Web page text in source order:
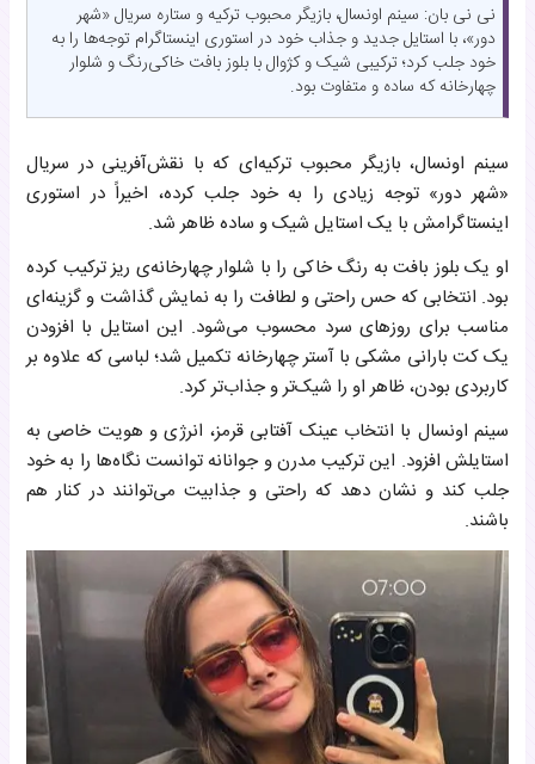
نی نی بان: سینم اونسال، بازیگر محبوب ترکیه و ستاره سریال «شهر
دور»، با استایل جدید و جذاب خود در استوری اینستاگرام توجه‌ها را به
خود جلب کرد؛ ترکیبی شیک و کژوال با بلوز بافت خاکی‌رنگ و شلوار
چهارخانه که ساده و متفاوت بود.
سینم اونسال، بازیگر محبوب ترکیه‌ای که با نقش‌آفرینی در سریال
«شهر دور» توجه‌ زیادی را به خود جلب کرده، اخیراً در استوری
اینستاگرامش با یک استایل شیک و ساده ظاهر شد.
او یک بلوز بافت به رنگ خاکی را با شلوار چهارخانه‌ی ریز ترکیب کرده
بود. انتخابی که حس راحتی و لطافت را به نمایش گذاشت و گزینه‌ای
مناسب برای روزهای سرد محسوب می‌شود. این استایل با افزودن
یک کت بارانی مشکی با آستر چهارخانه تکمیل شد؛ لباسی که علاوه بر
کاربردی بودن، ظاهر او را شیک‌تر و جذاب‌تر کرد.
سینم اونسال با انتخاب عینک آفتابی قرمز، انرژی و هویت خاصی به
استایلش افزود. این ترکیب مدرن و جوانانه توانست نگاه‌ها را به خود
جلب کند و نشان دهد که راحتی و جذابیت می‌توانند در کنار هم
باشند.